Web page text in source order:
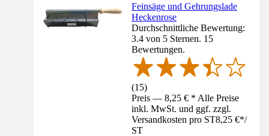
Feinsäge und Gehrungslade
Heckenrose
Durchschnittliche Bewertung:
3.4 von 5 Sternen. 15
Bewertungen.
(15)
Preis — 8,25 € * Alle Preise
inkl. MwSt. und ggf. zzgl.
Versandkosten pro ST8,25 €*/
ST